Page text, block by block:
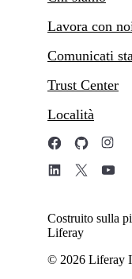
Lavora con
Comunicati
Trust Center
Località
Costruito sulla
Liferay
© 2026 Liferay